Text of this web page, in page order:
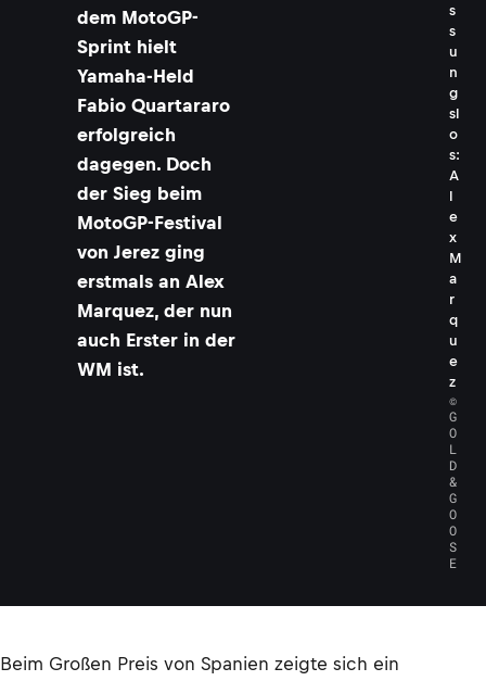
dem MotoGP-
Sprint hielt
Yamaha-Held
Fabio Quartararo
erfolgreich
dagegen. Doch
der Sieg beim
MotoGP-Festival
von Jerez ging
erstmals an Alex
Marquez, der nun
auch Erster in der
WM ist.
s
s
u
n
g
sl
o
s:
A
l
e
x
M
a
r
q
u
e
z
©
G
O
L
D
&
G
O
O
S
E
Beim Großen Preis von Spanien zeigte sich ein